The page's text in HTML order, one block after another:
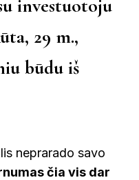
investuotoju
29 m.,
būdu iš
neprarado savo
čia vis dar